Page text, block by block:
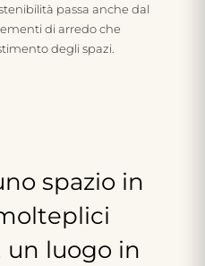
passa anche dal
di arredo che
degli spazi.
spazio in
un luogo in